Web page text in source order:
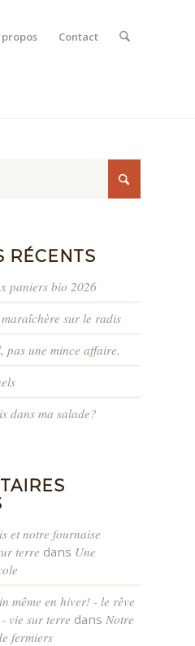
propos Contact
RÉCENTS
paniers bio 2026
maraîchère sur le radis
pas une mince affaire.
dans ma salade?
et notre fournaise
terre dans Une
même en hiver! - le rêve
vie sur terre dansNotre
fermiers